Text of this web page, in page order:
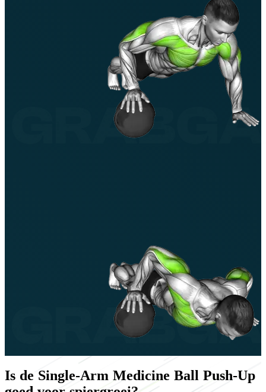
Is de Single-Arm Medicine Ball Push-Up